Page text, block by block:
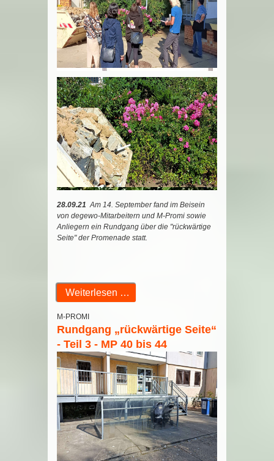
28.09.21Am 14. September fand im Beisein
von degewo-Mitarbeitern und M-Promi sowie
Anliegern ein Rundgang über die "rückwärtige
Seite" der Promenade statt.
Weiterlesen …
M-PROMI
Rundgang „rückwärtige Seite“
- Teil 3 - MP 40 bis 44